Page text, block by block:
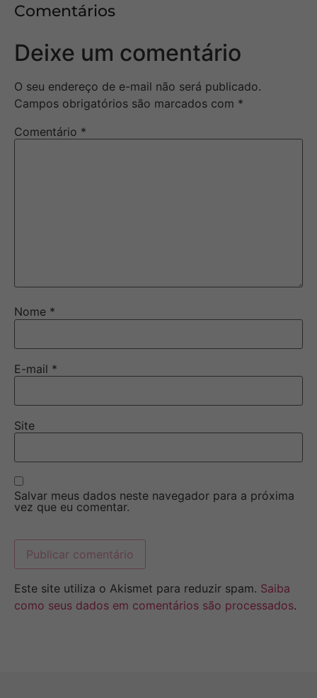
Comentários
Deixe um comentário
O seu endereço de e-mail não será publicado.
Campos obrigatórios são marcados com *
Comentário *
Nome *
E-mail *
Site
Salvar meus dados neste navegador para a próxima
vez que eu comentar.
Este site utiliza o Akismet para reduzir spam. Saiba
como seus dados em comentários são processados.